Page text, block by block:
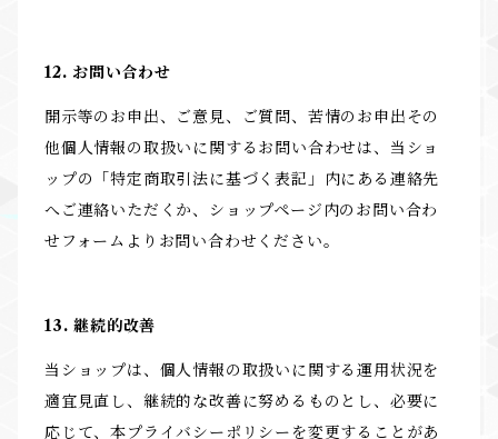
12. お問い合わせ
開示等のお申出、ご意見、ご質問、苦情のお申出その
他個人情報の取扱いに関するお問い合わせは、当ショ
ップの「特定商取引法に基づく表記」内にある連絡先
へご連絡いただくか、ショップページ内のお問い合わ
せフォームよりお問い合わせください。
13. 継続的改善
当ショップは、個人情報の取扱いに関する運用状況を
適宜見直し、継続的な改善に努めるものとし、必要に
応じて、本プライバシーポリシーを変更することがあ